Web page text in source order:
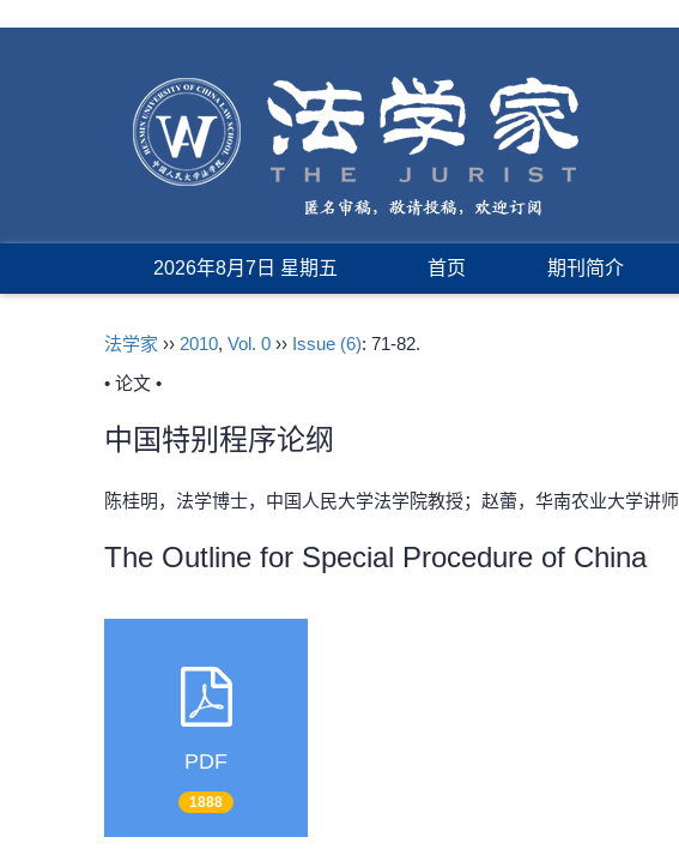
2026年8月7日 星期五 首页 期刊简介
法学家 ›› 2010, Vol. 0 ›› Issue (6): 71-82.
• 论文 •
中国特别程序论纲
陈桂明，法学博士，中国人民大学法学院教授；赵蕾，华南农业大学讲
The Outline for Special Procedure of China
PDF
1888